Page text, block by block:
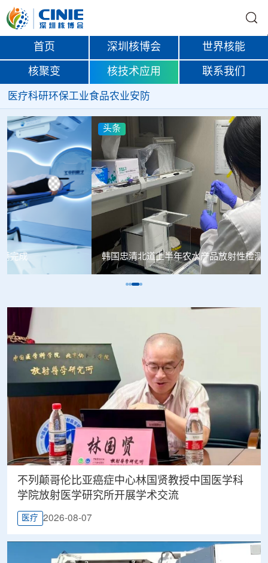
首页 深圳核博会 世界核能
核聚变 核技术应用 联系我们
医疗科研环保工业食品农业安防
头条
韩国忠清北道上半年农水产品放射性检测结果达标
不列颠哥伦比亚癌症中心林国贤教授中国医学科
学院放射医学研究所开展学术交流
医疗 2026-08-07